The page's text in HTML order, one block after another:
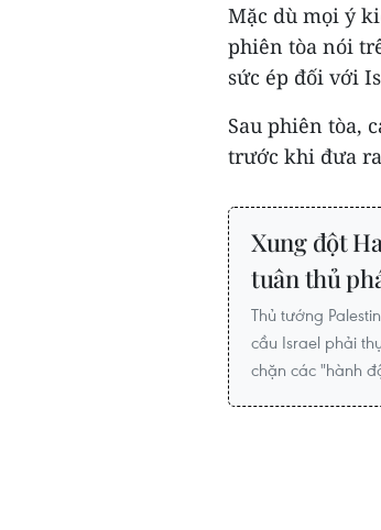
Mặc dù mọi ý
phiên tòa nói
sức ép đối với
Sau phiên tòa,
trước khi đưa
Xung đột
tuân thủ
Thủ tướng
cầu Israel phải
chặn các "hành